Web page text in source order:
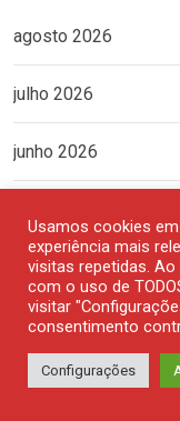
agosto 2026
julho 2026
junho 2026
abril 2026
março 2026
fevereiro 2026
Usamos cookies
experiência mais
visitas repetidas.
com o uso de
visitar
consentimento
Configurações